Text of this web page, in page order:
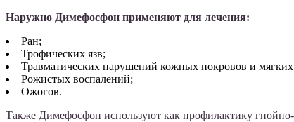
Наружно Димефосфон применяют для лечения:
Ран;
Трофических язв;
Травматических нарушений кожных покровов и мягких
Рожистых воспалений;
Ожогов.
Также Димефосфон используют как профилактику